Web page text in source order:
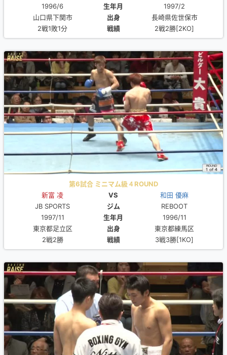
1996/6
生年月
1997/2
山口県下関市
出身
長崎県佐世保市
2戦1敗1分
戦績 2戦2勝[2KO]
第6試合 ミニマム級４ROUND
新富 凌
VS
和田 優麻
JB SPORTS
ジム
REBOOT
1997/11
生年月
1996/11
東京都足立区
出身
東京都練馬区
2戦2勝
戦績 3戦3勝[1KO]